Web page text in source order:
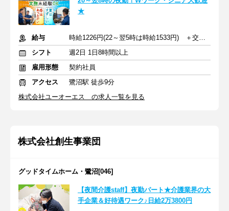
★
給与
時給1226円(22～翌5時は時給1533円) ＋交通費
シフト
週2日 1日8時間以上
雇用形態
契約社員
アクセス
鷺沼駅 徒歩9分
株式会社ユーオーエス の求人一覧を見る
株式会社創生事業団
グッドタイムホーム・鷺沼[046]
【夜間介護staff】夜勤パート★介護業界の大
手企業＆好待遇ワーク♪日給2万3800円